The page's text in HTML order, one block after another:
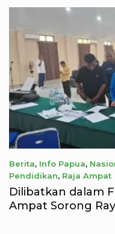
Berita, Info Papua,
Pendidikan, Raja Ampat
August 8, 2026
Dilibatkan dalam
Ampat Sorong